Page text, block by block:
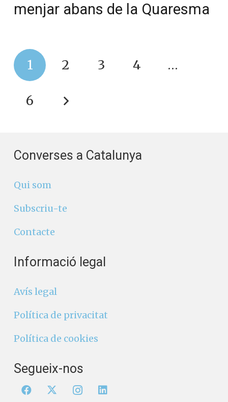
menjar abans de la Quaresma
1 2 3 4 …
6
Converses a Catalunya
Qui som
Subscriu-te
Contacte
Informació legal
Avís legal
Política de privacitat
Política de cookies
Segueix-nos